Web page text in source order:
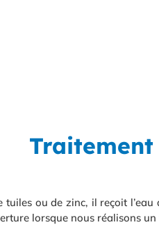
ou de zinc, il reçoit
lorsque nous réalisons